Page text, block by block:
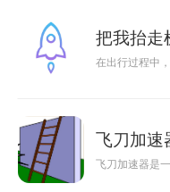
把我抬走
在出行过程中
飞刀加速
飞刀加速器是